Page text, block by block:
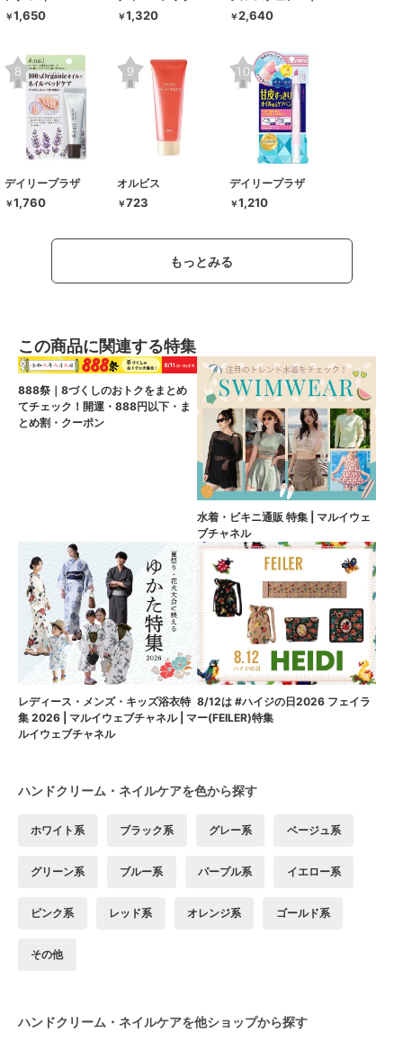
￥1,650 ￥1,320 ￥2,640
デイリープラザ
￥1,760
オルビス
￥723
デイリープラザ
￥1,210
もっとみる
この商品に関連する特集
888祭｜8づくしのおトクをまとめ
てチェック！開運・888円以下・ま
とめ割・クーポン
水着・ビキニ通販 特集 | マルイウェ
ブチャネル
レディース・メンズ・キッズ浴衣特
集 2026 | マルイウェブチャネル | マ
ルイウェブチャネル
8/12は #ハイジの日2026 フェイラ
ー(FEILER)特集
ハンドクリーム・ネイルケアを色から探す
ホワイト系 ブラック系 グレー系 ベージュ系
グリーン系 ブルー系 パープル系 イエロー系
ピンク系 レッド系 オレンジ系 ゴールド系
その他
ハンドクリーム・ネイルケアを他ショップから探す